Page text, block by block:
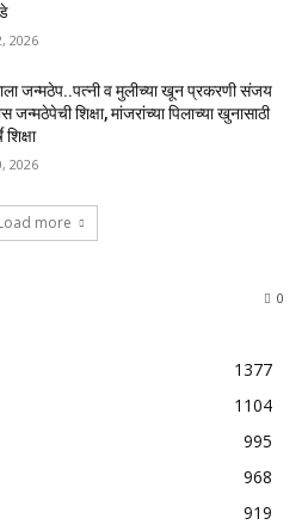
2026
जन्मठेप..पत्नी व मुलीच्या खून प्रकरणी संजय
जन्मठेपेची शिक्षा, मांजरांच्या पिलाच्या खुनासाठी
शिक्षा
2026
more
0
1377
1104
995
968
919